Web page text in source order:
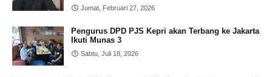
Jumat, Februari 27, 2026
Pengurus DPD PJS Kepri akan Terbang ke Jakarta
Ikuti Munas 3
Sabtu, Juli 18, 2026